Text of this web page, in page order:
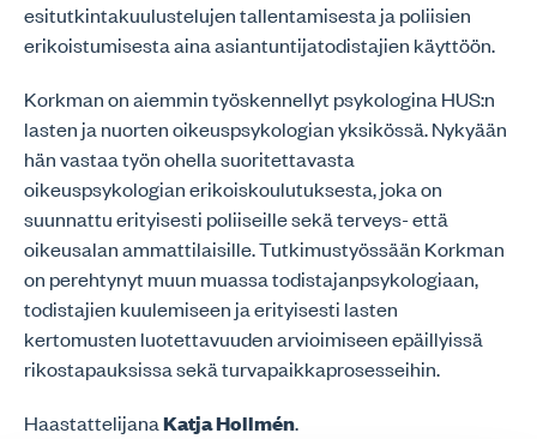
esitutkintakuulustelujen tallentamisesta ja poliisien
erikoistumisesta aina asiantuntijatodistajien käyttöön.
Korkman on aiemmin työskennellyt psykologina HUS:n
lasten ja nuorten oikeuspsykologian yksikössä. Nykyään
hän vastaa työn ohella suoritettavasta
oikeuspsykologian erikoiskoulutuksesta, joka on
suunnattu erityisesti poliiseille sekä terveys- että
oikeusalan ammattilaisille. Tutkimustyössään Korkman
on perehtynyt muun muassa todistajanpsykologiaan,
todistajien kuulemiseen ja erityisesti lasten
kertomusten luotettavuuden arvioimiseen epäillyissä
rikostapauksissa sekä turvapaikkaprosesseihin.
HaastattelijanaKatja Hollmén.